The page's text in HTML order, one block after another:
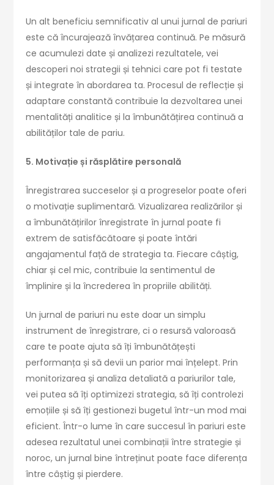
Un alt beneficiu semnificativ al unui jurnal de pariuri
este că încurajează învățarea continuă. Pe măsură
ce acumulezi date și analizezi rezultatele, vei
descoperi noi strategii și tehnici care pot fi testate
și integrate în abordarea ta. Procesul de reflecție și
adaptare constantă contribuie la dezvoltarea unei
mentalități analitice și la îmbunătățirea continuă a
abilităților tale de pariu.
5. Motivație și răsplătire personală
Înregistrarea succeselor și a progreselor poate oferi
o motivație suplimentară. Vizualizarea realizărilor și
a îmbunătățirilor înregistrate în jurnal poate fi
extrem de satisfăcătoare și poate întări
angajamentul față de strategia ta. Fiecare câștig,
chiar și cel mic, contribuie la sentimentul de
împlinire și la încrederea în propriile abilități.
Un jurnal de pariuri nu este doar un simplu
instrument de înregistrare, ci o resursă valoroasă
care te poate ajuta să îți îmbunătățești
performanța și să devii un parior mai înțelept. Prin
monitorizarea și analiza detaliată a pariurilor tale,
vei putea să îți optimizezi strategia, să îți controlezi
emoțiile și să îți gestionezi bugetul într-un mod mai
eficient. Într-o lume în care succesul în pariuri este
adesea rezultatul unei combinații între strategie și
noroc, un jurnal bine întreținut poate face diferența
între câștig și pierdere.